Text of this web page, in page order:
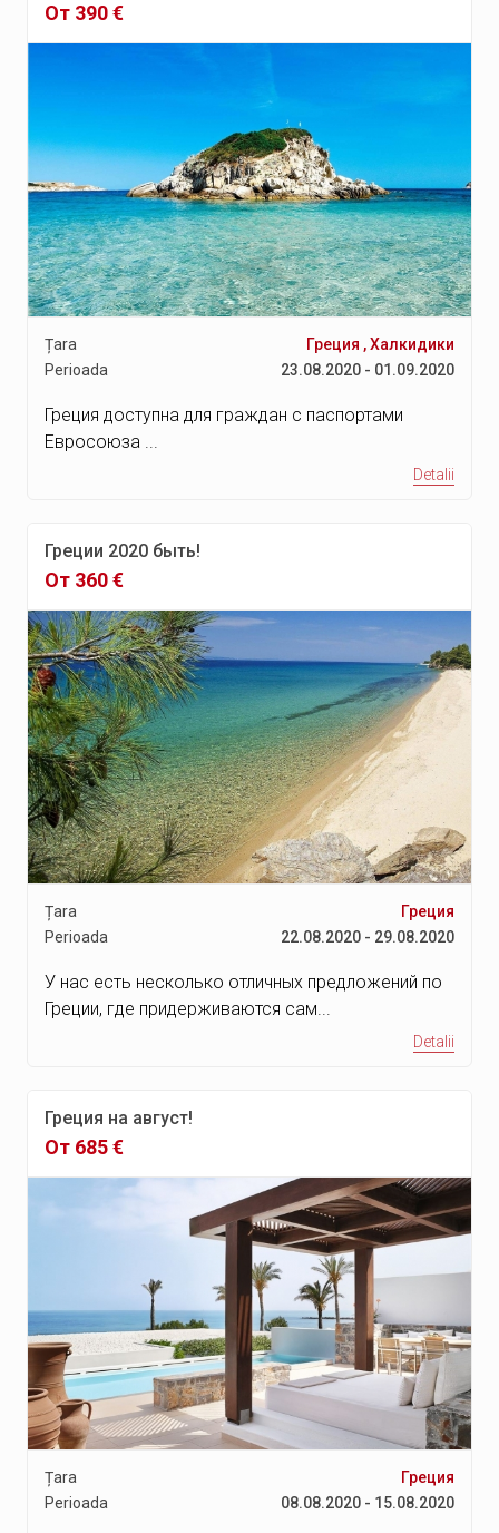
От 390 €
Țara Греция ,Халкидики
Perioada
23.08.2020 - 01.09.2020
Греция доступна для граждан с паспортами
Евросоюза ...
Detalii
Греции 2020 быть!
От 360 €
Țara
Греция
Perioada
22.08.2020 - 29.08.2020
У нас есть несколько отличных предложений по
Греции, где придерживаются сам...
Detalii
Греция на август!
От 685 €
Țara
Греция
Perioada
08.08.2020 - 15.08.2020